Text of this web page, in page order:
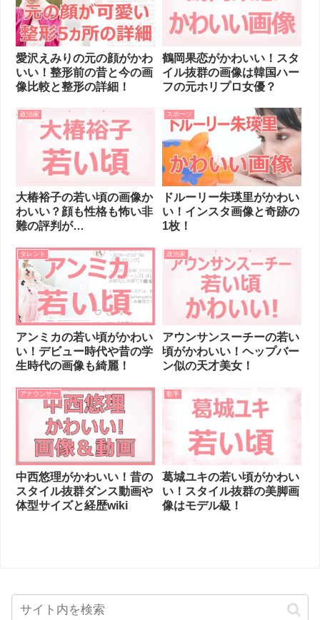
愛沢えみりの元の顔がかわ
いい！整形前の昔と今の画
像比較と整形の詳細！
鶴岡果恋がかわいい！スタ
イル抜群の画像は韓国ハー
フの元ホリプロ女優？
政治家
大椿裕子の若い頃の画像か
わいい？顔も性格も怖い非
難の評判が…
スポーツ
ドルーリー朱瑛里がかわい
い！インスタ画像と奇跡の
1枚！
タレント
アンミカの若い頃がかわい
い！デビュー時代や昔の学
生時代の画像も綺麗！
政治家
アウンサンスーチーの若い
頃がかわいい！ヘップバー
ン似の天才美女！
アナウンサー
中西悠理がかわいい！昔の
スタイル抜群ダンス動画や
体型サイズと経歴wiki
歌手
葛城ユキの若い頃がかわい
い！スタイル抜群の美脚画
像はモデル級！